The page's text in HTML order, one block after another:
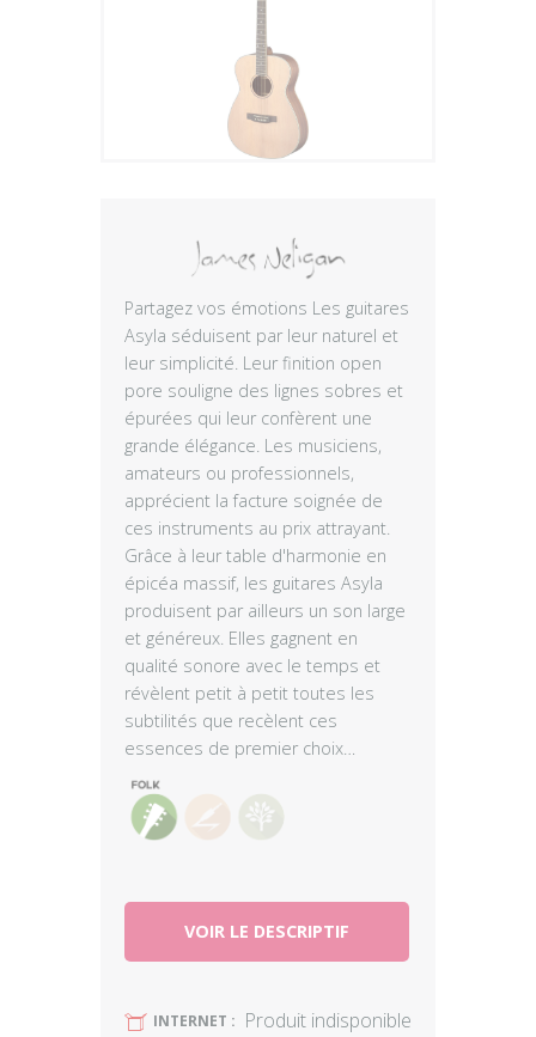
Partagez vos émotions Les guitares
Asyla séduisent par leur naturel et
leur simplicité. Leur finition open
pore souligne des lignes sobres et
épurées qui leur confèrent une
grande élégance. Les musiciens,
amateurs ou professionnels,
apprécient la facture soignée de
ces instruments au prix attrayant.
Grâce à leur table d'harmonie en
épicéa massif, les guitares Asyla
produisent par ailleurs un son large
et généreux. Elles gagnent en
qualité sonore avec le temps et
révèlent petit à petit toutes les
subtilités que recèlent ces
essences de premier choix…
VOIR LE DESCRIPTIF
U INTERNET : Produit indisponible